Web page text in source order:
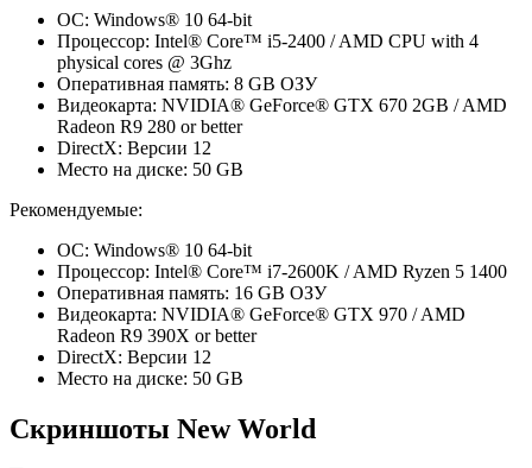
ОС: Windows® 10 64-bit
Процессор: Intel® Core™ i5-2400 / AMD CPU with 4
physical cores @ 3Ghz
Оперативная память: 8 GB ОЗУ
Видеокарта: NVIDIA® GeForce® GTX 670 2GB / AMD
Radeon R9 280 or better
DirectX: Версии 12
Место на диске: 50 GB
Рекомендуемые:
ОС: Windows® 10 64-bit
Процессор: Intel® Core™ i7-2600K / AMD Ryzen 5 1400
Оперативная память: 16 GB ОЗУ
Видеокарта: NVIDIA® GeForce® GTX 970 / AMD
Radeon R9 390X or better
DirectX: Версии 12
Место на диске: 50 GB
Скриншоты New World